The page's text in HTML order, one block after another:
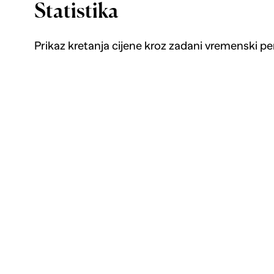
Statistika
Prikaz kretanja cijene kroz zadani vremenski